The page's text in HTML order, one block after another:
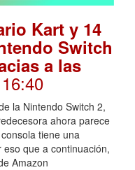
Kart y 14
Switch
a las
la Nintendo Switch 2,
ahora parece
tiene una
que a continuación,
Amazon